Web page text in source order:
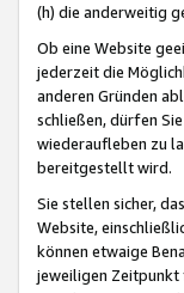
(h) die anderweitig
Ob eine Website
jederzeit die
anderen Gründen
schließen, dürfen
wiederaufleben zu
bereitgestellt wird.
Sie stellen sicher,
Website,
können etwaige
jeweiligen Zeitpunkt